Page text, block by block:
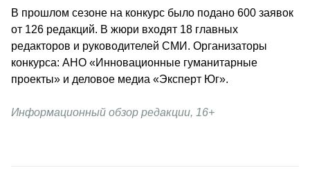
В прошлом сезоне на конкурс было подано 600 заявок
от 126 редакций. В жюри входят 18 главных
редакторов и руководителей СМИ. Организаторы
конкурса: АНО «Инновационные гуманитарные
проекты» и деловое медиа «Эксперт Юг».
Информационный обзор редакции, 16+